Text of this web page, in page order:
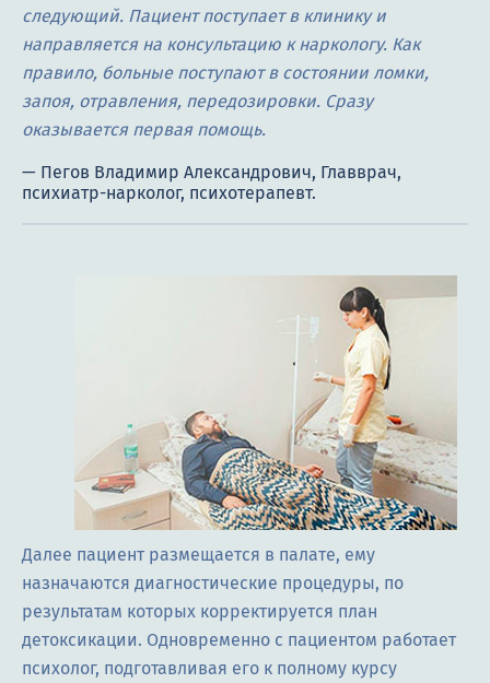
следующий. Пациент поступает в клинику и
направляется на консультацию к наркологу. Как
правило, больные поступают в состоянии ломки,
запоя, отравления, передозировки. Сразу
оказывается первая помощь.
Далее пациент размещается в палате, ему
назначаются диагностические процедуры, по
результатам которых корректируется план
детоксикации. Одновременно с пациентом работает
психолог, подготавливая его к полному курсу